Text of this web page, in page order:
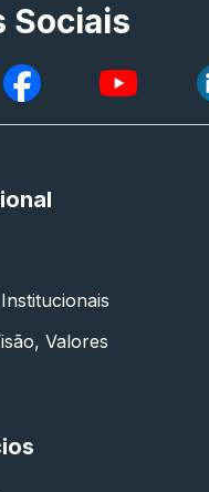
Sociais
Valores